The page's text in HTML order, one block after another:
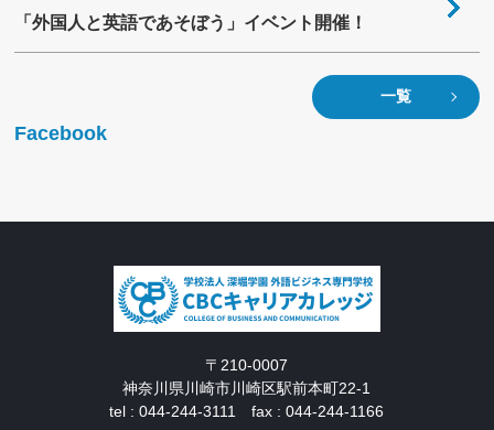
「外国人と英語であそぼう」イベント開催！
一覧
Facebook
〒210-0007
神奈川県川崎市川崎区駅前本町22-1
tel : 044-244-3111 fax : 044-244-1166